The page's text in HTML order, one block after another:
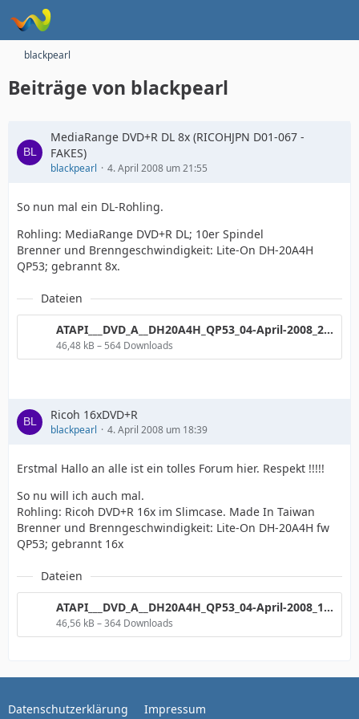
blackpearl
Beiträge von blackpearl
MediaRange DVD+R DL 8x (RICOHJPN D01-067 -
FAKES)
blackpearl 4. April 2008 um 21:55
So nun mal ein DL-Rohling.
Rohling: MediaRange DVD+R DL; 10er Spindel
Brenner und Brenngeschwindigkeit: Lite-On DH-20A4H
QP53; gebrannt 8x.
Dateien
ATAPI___DVD_A__DH20A4H_QP53_04-April-2008_21_53.png
46,48 kB – 564 Downloads
Ricoh 16xDVD+R
blackpearl 4. April 2008 um 18:39
Erstmal Hallo an alle ist ein tolles Forum hier. Respekt !!!!!
So nu will ich auch mal.
Rohling: Ricoh DVD+R 16x im Slimcase. Made In Taiwan
Brenner und Brenngeschwindigkeit: Lite-On DH-20A4H fw
QP53; gebrannt 16x
Dateien
ATAPI___DVD_A__DH20A4H_QP53_04-April-2008_18_34.png
46,56 kB – 364 Downloads
Datenschutzerklärung Impressum